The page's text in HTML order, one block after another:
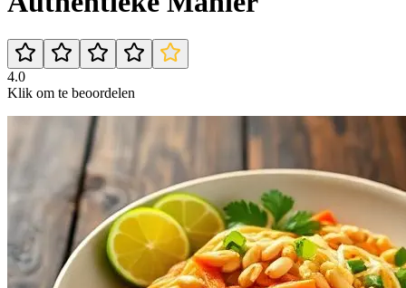
4.0
Klik om te beoordelen